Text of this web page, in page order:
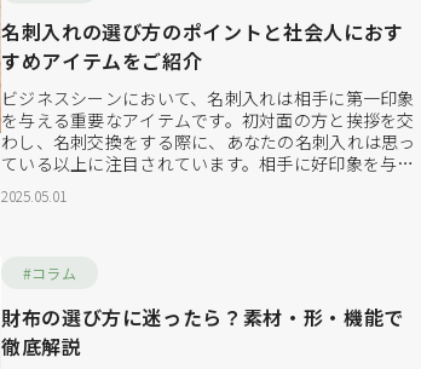
名刺入れの選び方のポイントと社会人におす
すめアイテムをご紹介
ビジネスシーンにおいて、名刺入れは相手に第一印象
を与える重要なアイテムです。初対面の方と挨拶を交
わし、名刺交換をする際に、あなたの名刺入れは思っ
ている以上に注目されています。相手に好印象を与
え、ビジネスを円滑に進めるためにも、名刺入れ選び
は慎重に行いたいものです。 しかし、初めて名刺入れ
種類はとても多く...
2025.05.01
#コラム
財布の選び方に迷ったら？素材・形・機能で
徹底解説